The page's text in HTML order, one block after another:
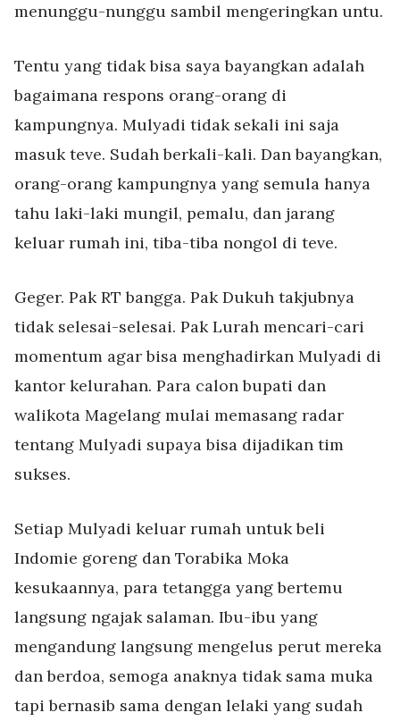
menunggu-nunggu sambil mengeringkan untu.
Tentu yang tidak bisa saya bayangkan adalah
bagaimana respons orang-orang di
kampungnya. Mulyadi tidak sekali ini saja
masuk teve. Sudah berkali-kali. Dan bayangkan,
orang-orang kampungnya yang semula hanya
tahu laki-laki mungil, pemalu, dan jarang
keluar rumah ini, tiba-tiba nongol di teve.
Geger. Pak RT bangga. Pak Dukuh takjubnya
tidak selesai-selesai. Pak Lurah mencari-cari
momentum agar bisa menghadirkan Mulyadi di
kantor kelurahan. Para calon bupati dan
walikota Magelang mulai memasang radar
tentang Mulyadi supaya bisa dijadikan tim
sukses.
Setiap Mulyadi keluar rumah untuk beli
Indomie goreng dan Torabika Moka
kesukaannya, para tetangga yang bertemu
langsung ngajak salaman. Ibu-ibu yang
mengandung langsung mengelus perut mereka
dan berdoa, semoga anaknya tidak sama muka
tapi bernasib sama dengan lelaki yang sudah